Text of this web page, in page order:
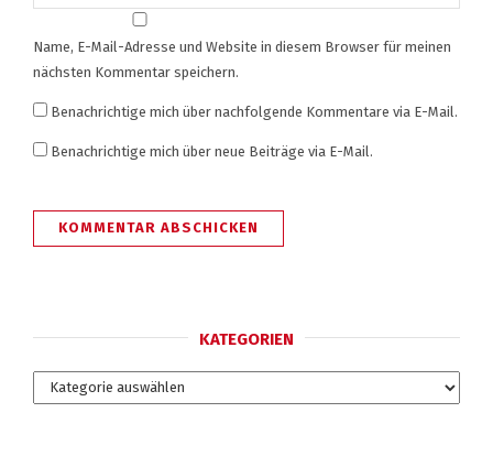
Name, E-Mail-Adresse und Website in diesem Browser für meinen
nächsten Kommentar speichern.
Benachrichtige mich über nachfolgende Kommentare via E-Mail.
Benachrichtige mich über neue Beiträge via E-Mail.
KATEGORIEN
Kategorien